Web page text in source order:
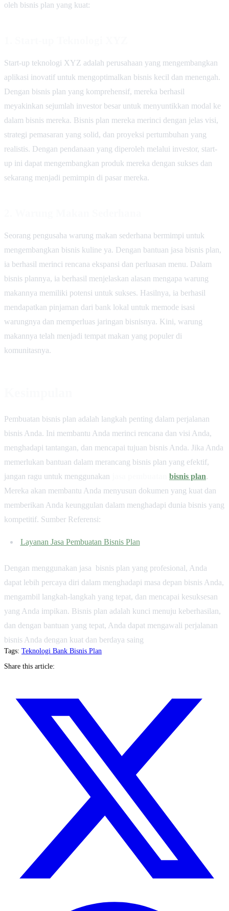
oleh bisnis plan yang kuat:
Start-up teknologi XYZ adalah perusahaan yang mengembangkan
aplikasi inovatif untuk mengoptimalkan bisnis kecil dan menengah.
Dengan bisnis plan yang komprehensif, mereka berhasil
meyakinkan sejumlah investor besar untuk menyuntikkan modal ke
dalam bisnis mereka. Bisnis plan mereka merinci dengan jelas visi,
strategi pemasaran yang solid, dan proyeksi pertumbuhan yang
realistis. Dengan pendanaan yang diperoleh melalui investor, start-
up ini dapat mengembangkan produk mereka dengan sukses dan
sekarang menjadi pemimpin di pasar mereka.
Seorang pengusaha warung makan sederhana bermimpi untuk
mengembangkan bisnis kuline ya. Dengan bantuan jasa bisnis plan,
ia berhasil merinci rencana ekspansi dan perluasan menu. Dalam
bisnis plannya, ia berhasil menjelaskan alasan mengapa warung
makannya memiliki potensi untuk sukses. Hasilnya, ia berhasil
mendapatkan pinjaman dari bank lokal untuk memode isasi
warungnya dan memperluas jaringan bisnisnya. Kini, warung
makannya telah menjadi tempat makan yang populer di
komunitasnya.
Pembuatan bisnis plan adalah langkah penting dalam perjalanan
bisnis Anda. Ini membantu Anda merinci rencana dan visi Anda,
menghadapi tantangan, dan mencapai tujuan bisnis Anda. Jika Anda
memerlukan bantuan dalam merancang bisnis plan yang efektif,
jangan ragu untuk menggunakan
bisnis plan.
Mereka akan membantu Anda menyusun dokumen yang kuat dan
memberikan Anda keunggulan dalam menghadapi dunia bisnis yang
kompetitif. Sumber Referensi:
Layanan Jasa Pembuatan Bisnis Plan
Dengan menggunakan jasa bisnis plan yang profesional, Anda
dapat lebih percaya diri dalam menghadapi masa depan bisnis Anda,
mengambil langkah-langkah yang tepat, dan mencapai kesuksesan
yang Anda impikan. Bisnis plan adalah kunci menuju keberhasilan,
dan dengan bantuan yang tepat, Anda dapat mengawali perjalanan
bisnis Anda dengan kuat dan berdaya saing
Tags: Teknologi Bank Bisnis Plan
Share this article: